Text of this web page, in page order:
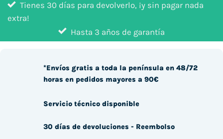
Tienes 30 días para devolverlo, ¡y sin pagar nada
extra!
Hasta 3 años de garantía
*Envíos gratis a toda la península en 48/72
horas en pedidos mayores a 90€
Servicio técnico disponible
30 días de devoluciones - Reembolso